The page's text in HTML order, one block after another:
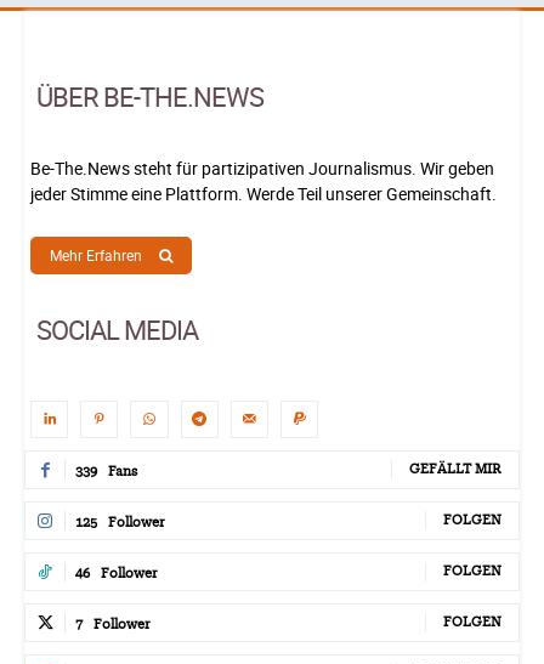
ÜBER BE-THE.NEWS
Be-The.News steht für partizipativen Journalismus. Wir geben
jeder Stimme eine Plattform. Werde Teil unserer Gemeinschaft.
Mehr Erfahren
SOCIAL MEDIA
339 Fans GEFÄLLT MIR
125 Follower FOLGEN
46 Follower FOLGEN
7 Follower FOLGEN